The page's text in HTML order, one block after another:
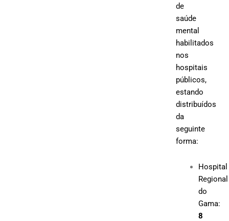
de
saúde
mental
habilitados
nos
hospitais
públicos,
estando
distribuídos
da
seguinte
forma:
Hospital
Regional
do
Gama:
8